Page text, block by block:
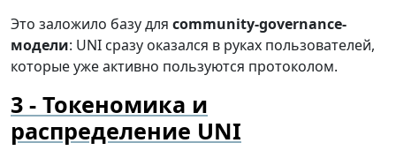
Это заложило базу для community-governance-
модели: UNI сразу оказался в руках пользователей,
которые уже активно пользуются протоколом.
Токеномика и
распределение UNI